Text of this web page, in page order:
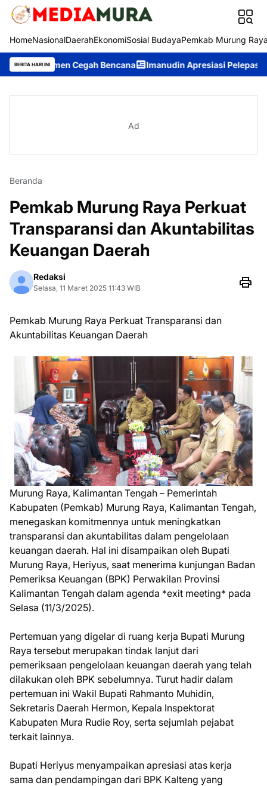
HomeNasionalDaerahEkonomiSosial BudayaPemkab Murung
BERITA HARI INI
Cegah Bencana Imanudin Apresiasi Pelepasan
Ad
Beranda
Pemkab Murung Raya Perkuat
Transparansi dan Akuntabilitas
Keuangan Daerah
Redaksi
Selasa, 11 Maret 2025 11:43 WIB
Pemkab Murung Raya Perkuat Transparansi dan
Akuntabilitas Keuangan Daerah
Murung Raya, Kalimantan Tengah – Pemerintah
Kabupaten (Pemkab) Murung Raya, Kalimantan Tengah,
menegaskan komitmennya untuk meningkatkan
transparansi dan akuntabilitas dalam pengelolaan
keuangan daerah. Hal ini disampaikan oleh Bupati
Murung Raya, Heriyus, saat menerima kunjungan Badan
Pemeriksa Keuangan (BPK) Perwakilan Provinsi
Kalimantan Tengah dalam agenda *exit meeting* pada
Selasa (11/3/2025).
Pertemuan yang digelar di ruang kerja Bupati Murung
Raya tersebut merupakan tindak lanjut dari
pemeriksaan pengelolaan keuangan daerah yang telah
dilakukan oleh BPK sebelumnya. Turut hadir dalam
pertemuan ini Wakil Bupati Rahmanto Muhidin,
Sekretaris Daerah Hermon, Kepala Inspektorat
Kabupaten Mura Rudie Roy, serta sejumlah pejabat
terkait lainnya.
Bupati Heriyus menyampaikan apresiasi atas kerja
sama dan pendampingan dari BPK Kalteng yang